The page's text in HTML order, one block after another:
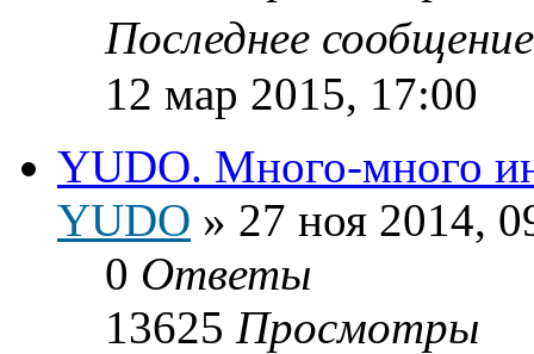
Последнее
12 мар 2015, 17:00
YUDO. Много-много
YUDO » 27 ноя 2014,
0 Ответы
13625 Просмотры